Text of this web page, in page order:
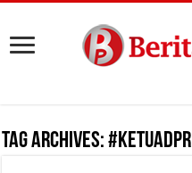
Tag Archives:#KetuaDPR